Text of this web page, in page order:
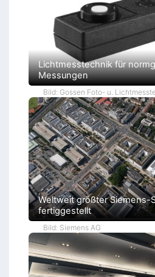
Lichtmesstechnik für
Messungen
Bild: Gossen Foto- u.
Weltweit größter Siemens-
fertiggestellt
Bild: Siemens AG